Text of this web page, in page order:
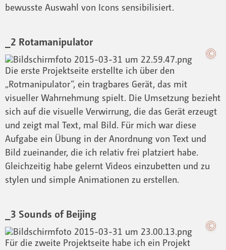
bewusste Auswahl von Icons sensibilisiert.
_2 Rotamanipulator
Die erste Projektseite erstellte ich über den
„Rotmanipulator“, ein tragbares Gerät, das mit
visueller Wahrnehmung spielt. Die Umsetzung bezieht
sich auf die visuelle Verwirrung, die das Gerät erzeugt
und zeigt mal Text, mal Bild. Für mich war diese
Aufgabe ein Übung in der Anordnung von Text und
Bild zueinander, die ich relativ frei platziert habe.
Gleichzeitig habe gelernt Videos einzubetten und zu
stylen und simple Animationen zu erstellen.
_3 Sounds of Beijing
Für die zweite Projektseite habe ich ein Projekt